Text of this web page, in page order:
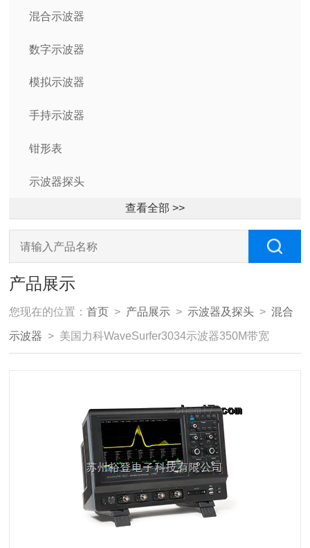
混合示波器
数字示波器
模拟示波器
手持示波器
钳形表
示波器探头
查看全部 >>
产品展示
您现在的位置：首页 > 产品展示 > 示波器及探头 >混合
示波器 > 美国力科WaveSurfer3034示波器350M带宽